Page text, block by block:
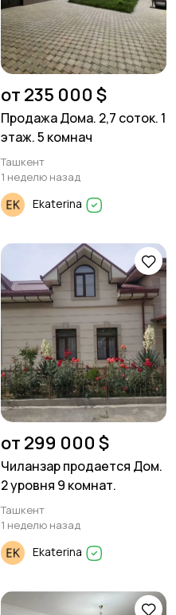
от 235 000 $
Продажа Дома. 2,7 соток. 1
этаж. 5 комнач
Ташкент
1 неделю назад
Ekaterina
от 299 000 $
Чиланзар продается Дом.
2 уровня 9 комнат.
Ташкент
1 неделю назад
Ekaterina